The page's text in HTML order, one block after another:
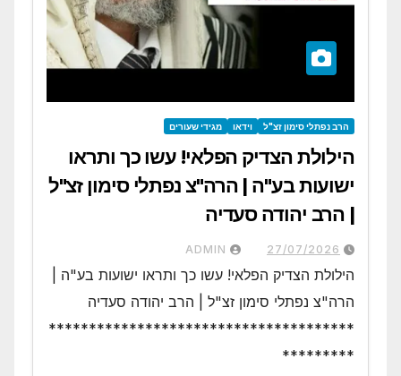
הרב נפתלי סימון זצ"ל וידאו מגידי שעורים
הילולת הצדיק הפלאי! עשו כך ותראו
ישועות בע"ה | הרה"צ נפתלי סימון זצ"ל
| הרב יהודה סעדיה
27/07/2026
ADMIN
הילולת הצדיק הפלאי! עשו כך ותראו ישועות בע"ה |
הרה"צ נפתלי סימון זצ"ל | הרב יהודה סעדיה
**************************************
*********